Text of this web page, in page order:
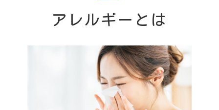
アレルギーとは